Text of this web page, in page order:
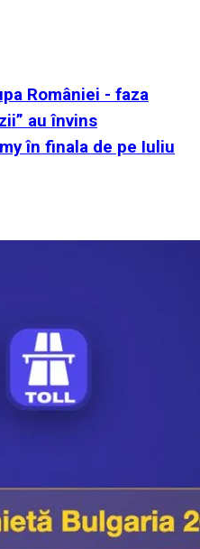
României - faza
au învins
în finala de pe Iuliu